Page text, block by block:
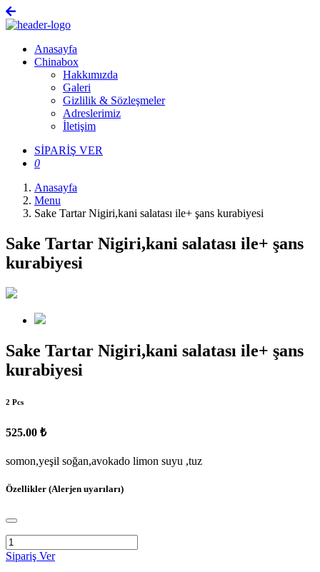
Anasayfa
Chinabox
Hakkımızda
Galeri
Gizlilik & Sözleşmeler
Adreslerimiz
İletişim
SİPARİŞ VER
0
Anasayfa
Menu
Sake Tartar Nigiri,kani salatası ile+ şans kurabiyesi
Sake Tartar Nigiri,kani salatası ile+ şans
kurabiyesi
Sake Tartar Nigiri,kani salatası ile+ şans
kurabiyesi
2 Pcs
525.00 ₺
somon,yeşil soğan,avokado limon suyu ,tuz
Özellikler (Alerjen uyarıları)
Sipariş Ver